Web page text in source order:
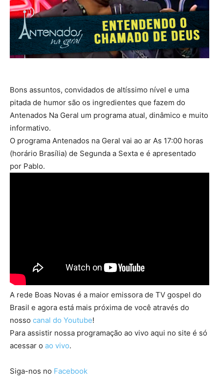
Bons assuntos, convidados de altíssimo nível e uma
pitada de humor são os ingredientes que fazem do
Antenados Na Geral um programa atual, dinâmico e muito
informativo.
O programa Antenados na Geral vai ao ar As 17:00 horas
(horário Brasília) de Segunda a Sexta e é apresentado
por Pablo.
A rede Boas Novas é a maior emissora de TV gospel do
Brasil e agora está mais próxima de você através do
nosso canal do Youtube!
Para assistir nossa programação ao vivo aqui no site é só
acessar o ao vivo.
Siga-nos no Facebook